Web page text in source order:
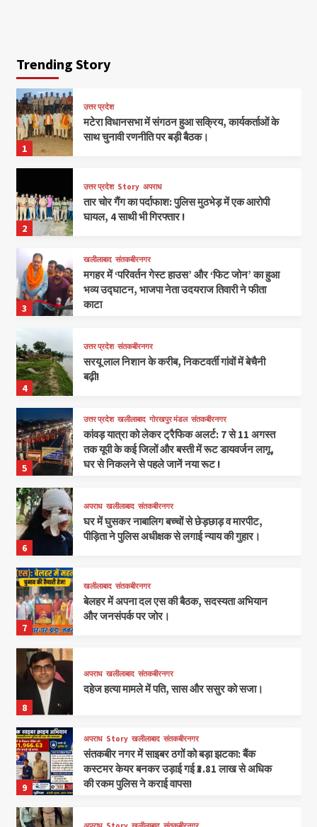
Trending Story
1
उत्तर प्रदेश
मटेरा विधानसभा में संगठन हुआ सक्रिय, कार्यकर्ताओं के
साथ चुनावी रणनीति पर बड़ी बैठक।
2
उत्तर प्रदेश Story अपराध
तार चोर गैंग का पर्दाफाश: पुलिस मुठभेड़ में एक आरोपी
घायल, 4 साथी भी गिरफ्तार !
3
खलीलाबाद संतकबीरनगर
मगहर में ‘परिवर्तन गेस्ट हाउस’ और ‘फिट जोन’ का हुआ
भव्य उद्घाटन, भाजपा नेता उदयराज तिवारी ने फीता
काटा
4
उत्तर प्रदेश संतकबीरनगर
सरयू लाल निशान के करीब, निकटवर्ती गांवों में बेचैनी
बढ़ी!
5
उत्तर प्रदेश खलीलाबाद गोरखपुर मंडल संतकबीरनगर
कांवड़ यात्रा को लेकर ट्रैफिक अलर्ट: 7 से 11 अगस्त
तक यूपी के कई जिलों और बस्ती में रूट डायवर्जन लागू,
घर से निकलने से पहले जानें नया रूट !
6
अपराध खलीलाबाद संतकबीरनगर
घर में घुसकर नाबालिग बच्चों से छेड़छाड़ व मारपीट,
पीड़िता ने पुलिस अधीक्षक से लगाई न्याय की गुहार।
7
खलीलाबाद संतकबीरनगर
बेलहर में अपना दल एस की बैठक, सदस्यता अभियान
और जनसंपर्क पर जोर।
8
अपराध खलीलाबाद संतकबीरनगर
दहेज हत्या मामले में पति, सास और ससुर को सजा।
9
अपराध Story खलीलाबाद संतकबीरनगर
संतकबीर नगर में साइबर ठगों को बड़ा झटका: बैंक
कस्टमर केयर बनकर उड़ाई गई ₹3.81 लाख से अधिक
की रकम पुलिस ने कराई वापस!